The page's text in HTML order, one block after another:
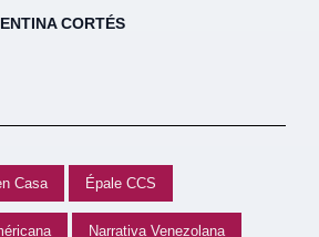
CORTÉS
Casa Épale CCS
Narrativa Venezolana